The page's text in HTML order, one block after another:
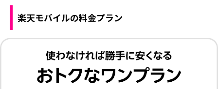
楽天モバイルの料金プラン